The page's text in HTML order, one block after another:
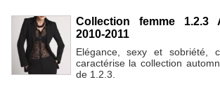
Collection femme 1.2.3
2010-2011
Elégance, sexy et sobriété,
caractérise la collection
de 1.2.3.